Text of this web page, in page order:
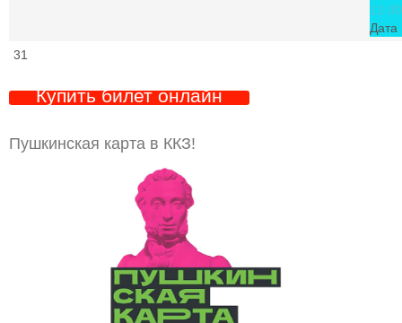
12:00
31
Купить билет онлайн
Пушкинская карта в ККЗ!